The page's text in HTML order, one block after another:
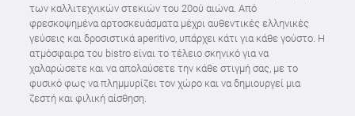
των καλλιτεχνικών στεκιών του 20ού αιώνα. Από
φρεσκοψημένα αρτοσκευάσματα μέχρι αυθεντικές ελληνικές
γεύσεις και δροσιστικά aperitivo, υπάρχει κάτι για κάθε γούστο. Η
ατμόσφαιρα του bistro είναι το τέλειο σκηνικό για να
χαλαρώσετε και να απολαύσετε την κάθε στιγμή σας, με το
φυσικό φως να πλημμυρίζει τον χώρο και να δημιουργεί μια
ζεστή και φιλική αίσθηση.